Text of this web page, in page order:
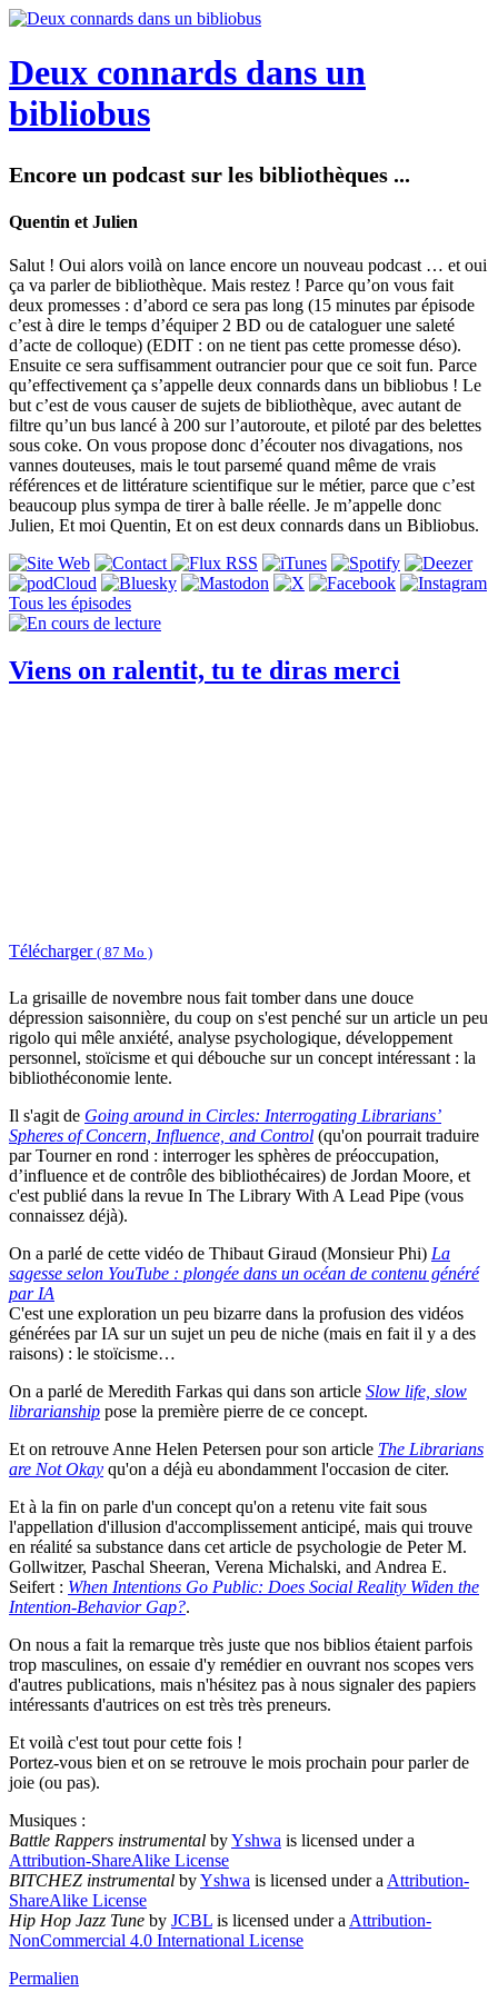
Deux connards dans un
bibliobus
Encore un podcast sur les bibliothèques ...
Quentin et Julien
Salut ! Oui alors voilà on lance encore un nouveau podcast … et oui
ça va parler de bibliothèque. Mais restez ! Parce qu’on vous fait
deux promesses : d’abord ce sera pas long (15 minutes par épisode
c’est à dire le temps d’équiper 2 BD ou de cataloguer une saleté
d’acte de colloque) (EDIT : on ne tient pas cette promesse déso).
Ensuite ce sera suffisamment outrancier pour que ce soit fun. Parce
qu’effectivement ça s’appelle deux connards dans un bibliobus ! Le
but c’est de vous causer de sujets de bibliothèque, avec autant de
filtre qu’un bus lancé à 200 sur l’autoroute, et piloté par des belettes
sous coke. On vous propose donc d’écouter nos divagations, nos
vannes douteuses, mais le tout parsemé quand même de vrais
références et de littérature scientifique sur le métier, parce que c’est
beaucoup plus sympa de tirer à balle réelle. Je m’appelle donc
Julien, Et moi Quentin, Et on est deux connards dans un Bibliobus.
Tous les épisodes
Viens on ralentit, tu te diras merci
Télécharger ( 87 Mo )
La grisaille de novembre nous fait tomber dans une douce
dépression saisonnière, du coup on s'est penché sur un article un peu
rigolo qui mêle anxiété, analyse psychologique, développement
personnel, stoïcisme et qui débouche sur un concept intéressant : la
bibliothéconomie lente.
Il s'agit de Going around in Circles: Interrogating Librarians’
Spheres of Concern, Influence, and Control (qu'on pourrait traduire
par Tourner en rond : interroger les sphères de préoccupation,
d’influence et de contrôle des bibliothécaires) de Jordan Moore, et
c'est publié dans la revue In The Library With A Lead Pipe (vous
connaissez déjà).
On a parlé de cette vidéo de Thibaut Giraud (Monsieur Phi) La
sagesse selon YouTube : plongée dans un océan de contenu généré
par IA
C'est une exploration un peu bizarre dans la profusion des vidéos
générées par IA sur un sujet un peu de niche (mais en fait il y a des
raisons) : le stoïcisme…
On a parlé de Meredith Farkas qui dans son article Slow life, slow
librarianship pose la première pierre de ce concept.
Et on retrouve Anne Helen Petersen pour son article The Librarians
are Not Okay qu'on a déjà eu abondamment l'occasion de citer.
Et à la fin on parle d'un concept qu'on a retenu vite fait sous
l'appellation d'illusion d'accomplissement anticipé, mais qui trouve
en réalité sa substance dans cet article de psychologie de Peter M.
Gollwitzer, Paschal Sheeran, Verena Michalski, and Andrea E.
Seifert : When Intentions Go Public: Does Social Reality Widen the
Intention-Behavior Gap?.
On nous a fait la remarque très juste que nos biblios étaient parfois
trop masculines, on essaie d'y remédier en ouvrant nos scopes vers
d'autres publications, mais n'hésitez pas à nous signaler des papiers
intéressants d'autrices on est très très preneurs.
Et voilà c'est tout pour cette fois !
Portez-vous bien et on se retrouve le mois prochain pour parler de
joie (ou pas).
Musiques :
Battle Rappers instrumental byYshwa is licensed under a
Attribution-ShareAlike License
BITCHEZ instrumental byYshwa is licensed under a Attribution-
ShareAlike License
Hip Hop Jazz Tune by JCBL is licensed under a Attribution-
NonCommercial 4.0 International License
Permalien